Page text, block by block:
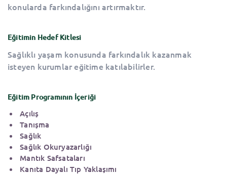
konularda farkındalığını artırmaktır.
Eğitimin Hedef Kitlesi
Sağlıklı yaşam konusunda farkındalık kazanmak
isteyen kurumlar eğitime katılabilirler.
Eğitim Programının İçeriği
Açılış
Tanışma
Sağlık
Sağlık Okuryazarlığı
Mantık Safsataları
Kanıta Dayalı Tıp Yaklaşımı